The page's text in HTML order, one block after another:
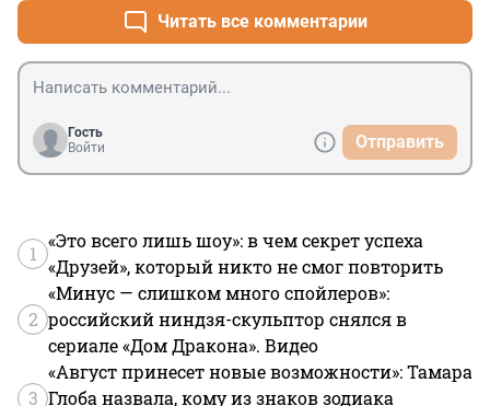
искать корень и начали зашивать вставив мне
саморассасываюшуюся губку размером с фалангу
поставили 1, дали больничный на 2 недели,
антибиотики на 2 недели, "поздравили со сквозной
перфорацией в гайморову пазуху" и что очень редко
когда само заживает, но вы молодая и возможно
само зарастёт, но в случае чего от 60 000 руб. стоит
Читать все комментарии
Гость
Войти
Отправить
1
«Это всего лишь шоу»: в чем секрет успеха
«Друзей», который никто не смог повторить
2
«Минус — слишком много спойлеров»:
российский ниндзя-скульптор снялся в
сериале «Дом Дракона». Видео
3
«Август принесет новые возможности»: Тамара
Глоба назвала, кому из знаков зодиака